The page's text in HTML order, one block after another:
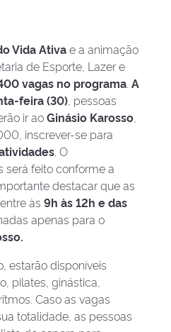
Vida Ativae a animação
de Esporte, Lazer e
vagas no programa A
feira (30) , pessoas
ir aoGinásio Karosso
inscrever-se para
. O
será feito conforme a
destacar que as
às 9h às 12h e das
apenas para o
estarão disponíveis
pilates, ginástica,
Caso as vagas
totalidade, as pessoas